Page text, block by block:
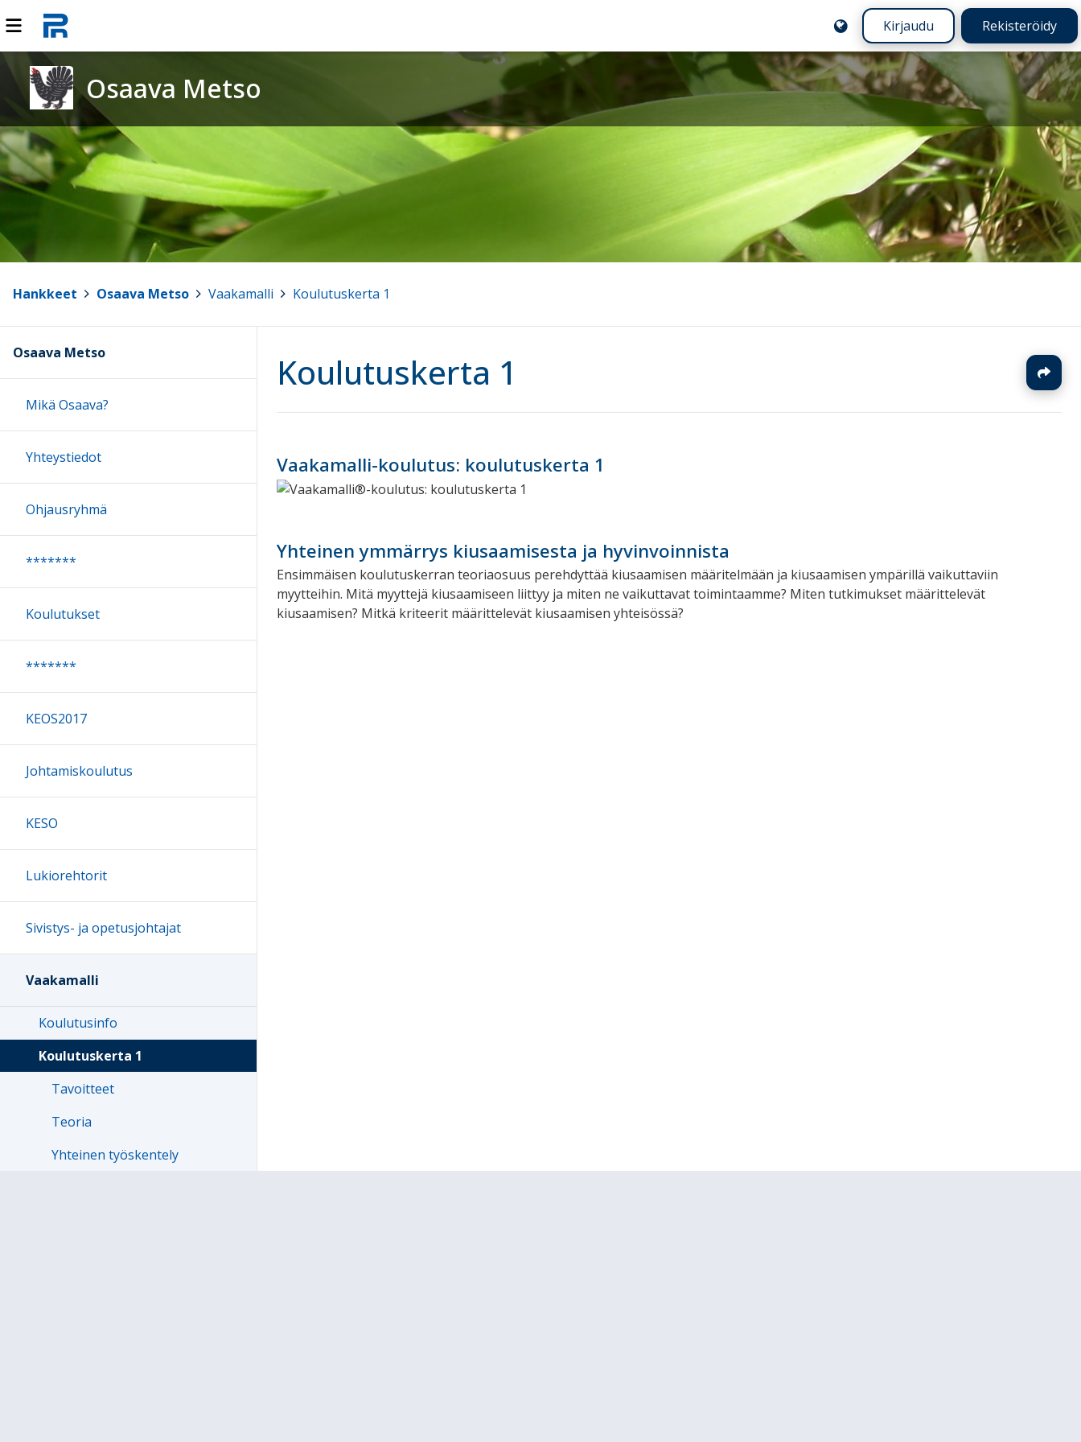
Kirjaudu Rekisteröidy
Osaava Metso
Hankkeet Osaava Metso Vaakamalli Koulutuskerta 1
Koulutuskerta 1
Vaakamalli-koulutus: koulutuskerta 1
Yhteinen ymmärrys kiusaamisesta ja hyvinvoinnista
Ensimmäisen koulutuskerran teoriaosuus perehdyttää kiusaamisen määritelmään ja kiusaamisen ympärillä vaikuttaviin
myytteihin. Mitä myyttejä kiusaamiseen liittyy ja miten ne vaikuttavat toimintaamme? Miten tutkimukset määrittelevät
kiusaamisen? Mitkä kriteerit määrittelevät kiusaamisen yhteisössä?
Osaava Metso
Mikä Osaava?
Yhteystiedot
Ohjausryhmä
*******
Koulutukset
*******
KEOS2017
Johtamiskoulutus
KESO
Lukiorehtorit
Sivistys- ja opetusjohtajat
Vaakamalli
Koulutusinfo
Koulutuskerta 1
Tavoitteet
Teoria
Yhteinen työskentely